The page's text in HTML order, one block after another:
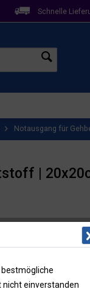
Schnelle
Notausgang für
|
Lieferzeit:
Artikel-
Menge
bis9
bestmögliche
nicht einverstanden